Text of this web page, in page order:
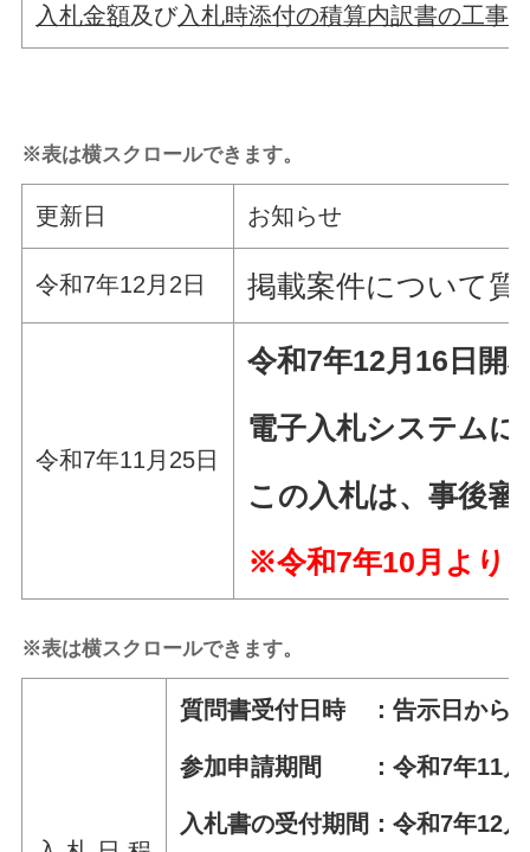
入札金額及び入札時添付の積算内訳書の工事
※表は横スクロールできます。
更新日 お知らせ
令和7年12月2日 掲載案件について
令和7年11月25日
令和7年12月16日 開
電子入札システム
この入札は、事後
※令和7年10月より
※表は横スクロールできます。
質問書受付日時 ：告示日から
参加申請期間 ：令和7年11月
入札書の受付期間：令和7年12